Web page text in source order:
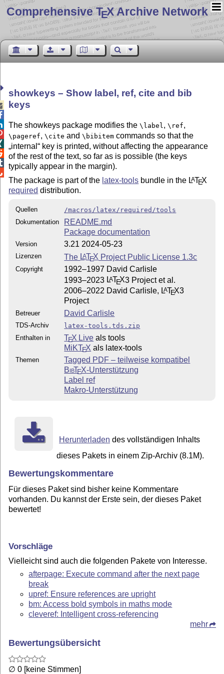
Comprehensive TEX Archive Network
showkeys – Show label, ref, cite and bib
keys
The showkeys package modifies the\label ,\ref,
\pageref,\cite and\bibitem commands so that the
internal
key is printed, without affecting the appearance
of the rest of the text, so far as is possible (the keys
typically appear in the margin).
The package is part of the latex-tools bundle in the LATEX
required distribution.
Quellen
/macros/latex/required/tools
Dokumentation
README.md
Package documentation
Version 3.21 2024-05-23
Lizenzen The LATEX Project Public License 1.3c
Copyright
1992–1997 David Carlisle
1993–2023 LATEX3 Project et al.
2006–2022 David Carlisle, LATEX3
Project
Betreuer David Carlisle
TDS-Archiv
latex-tools.tds.zip
Enthalten in
TEX Live als tools
MiKTEX als latex-tools
Themen
Tagged PDF – teilweise kompatibel
BibTEX-Unterstützung
Label ref
Makro-Unterstützung
Herunterladen des vollständigen Inhalts
dieses Pakets in einem Zip-Archiv (8.1M).
Bewertungskommentare
Für dieses Paket sind bisher keine Kommentare
vorhanden. Du kannst der Erste sein, der dieses Paket
bewertet!
Vorschläge
Vielleicht sind auch die folgenden Pakete von Interesse.
afterpage: Execute command after the next page
break
upref: Ensure references are upright
bm: Access bold symbols in maths mode
cleveref: Intelligent cross-referencing
mehr
Bewertungsübersicht
∅ 0 [keine Stimmen]